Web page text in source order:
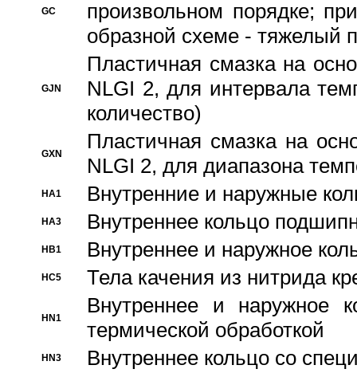
GC
произвольном порядке;
образной схеме - тяжелый
GJN
Пластичная смазка на
NLGI 2, для интервала
количество)
GXN
Пластичная смазка на
NLGI 2, для диапазона
HA1 Внутренние и наружные
HA3 Bнутреннее кольцо
HB1 Bнутреннее и наружное
HC5 Тела качения из нитрида
HN1
Bнутреннее и наружное
термической обработкой
HN3 Внутреннее кольцо со